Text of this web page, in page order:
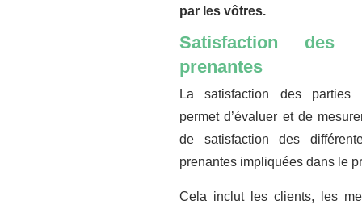
par les vôtres.
Satisfaction des
prenantes
La satisfaction des parties
permet d’évaluer et de
de satisfaction des
prenantes impliquées dans le
Cela inclut les clients, les